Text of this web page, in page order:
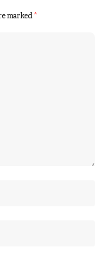
marked*